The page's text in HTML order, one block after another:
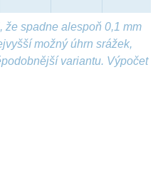
že spadne alespoň 0,1 mm
možný úhrn srážek,
variantu. Výpočet